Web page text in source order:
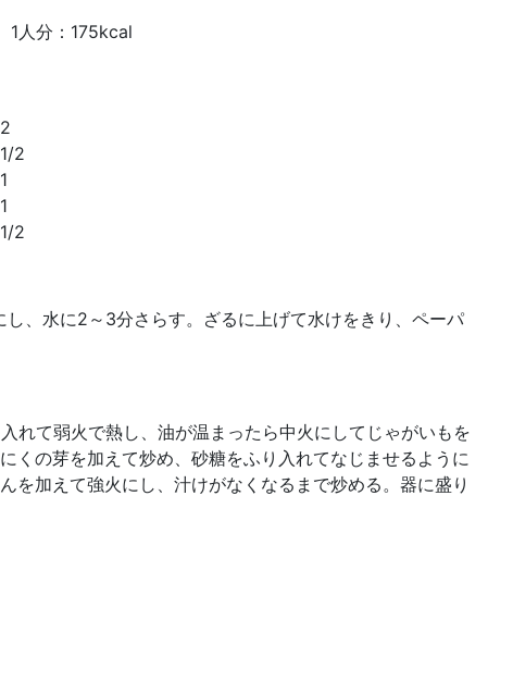
175kcal
し、水に2～3分さらす。ざるに上げて水けをきり、ペーパ
れて弱火で熱し、油が温まったら中火にしてじゃがいもを
くの芽を加えて炒め、砂糖をふり入れてなじませるように
を加えて強火にし、汁けがなくなるまで炒める。器に盛り